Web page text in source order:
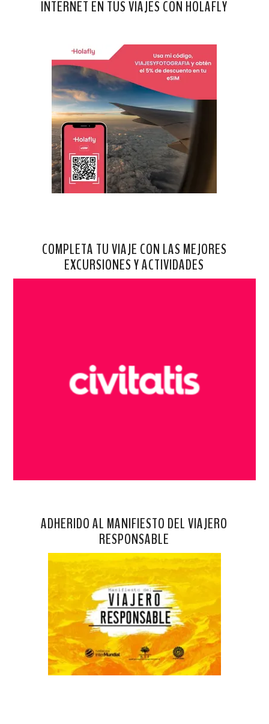
INTERNET EN TUS VIAJES CON HOLAFLY
COMPLETA TU VIAJE CON LAS MEJORES
EXCURSIONES Y ACTIVIDADES
ADHERIDO AL MANIFIESTO DEL VIAJERO
RESPONSABLE